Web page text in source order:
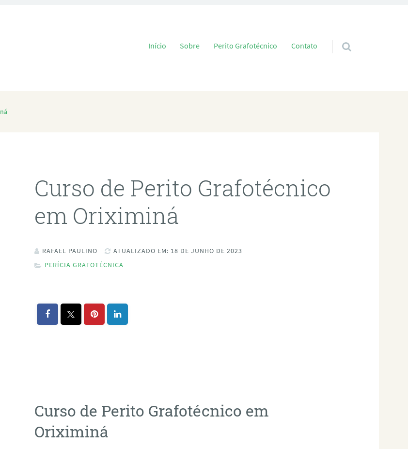
Pular para o conteúdo
Início Sobre Perito Grafotécnico Contato
Curso de Perito Grafotécnico
em Oriximiná
RAFAEL PAULINO
ATUALIZADO EM: 18 DE JUNHO DE 2023
PERÍCIA GRAFOTÉCNICA
Curso de Perito Grafotécnico em
Oriximiná